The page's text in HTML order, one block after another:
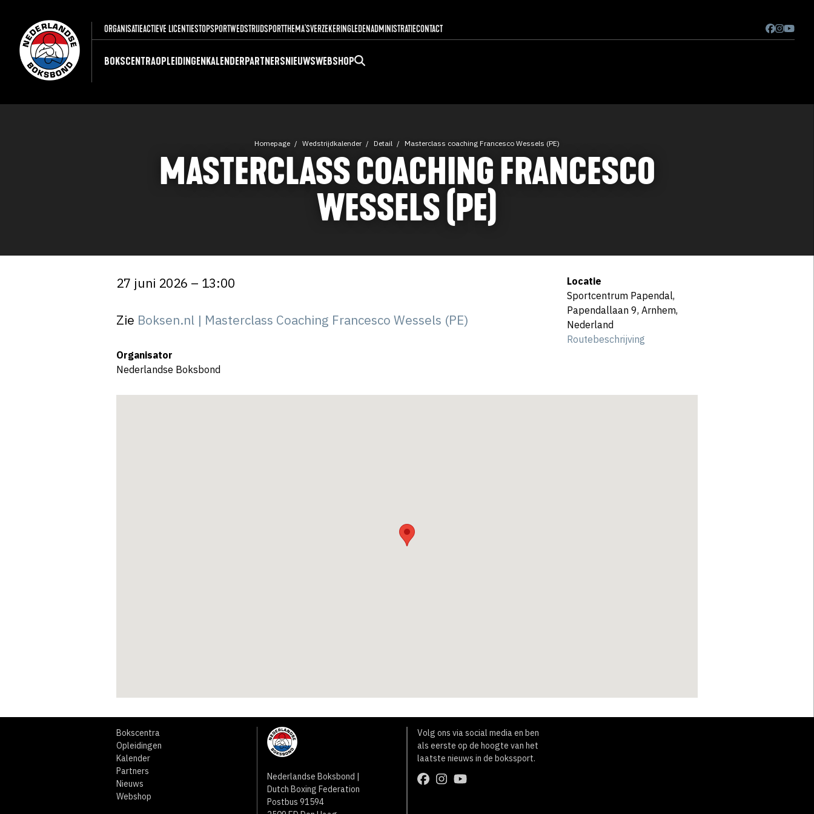
ORGANISATIEACTIEVE LICENTIESTOPSPORTWEDSTRIJDSPORTTHEMA'SVERZEKERINGLEDENADMINISTRATIECONTACT
BOKSCENTRAOPLEIDINGENKALENDERPARTNERSNIEUWSWEBSHOP
Homepage Wedstrijdkalender Detail Masterclass coaching Francesco Wessels (PE)
MASTERCLASS COACHING FRANCESCO
WESSELS (PE)
27 juni 2026 – 13:00
Zie Boksen.nl | Masterclass Coaching Francesco Wessels (PE)
Organisator
Nederlandse Boksbond
Locatie
Sportcentrum Papendal,
Papendallaan 9, Arnhem,
Nederland
Routebeschrijving
Bokscentra
Opleidingen
Kalender
Partners
Nieuws
Webshop
Nederlandse Boksbond |
Dutch Boxing Federation
Postbus 91594
Volg ons via social media en ben
als eerste op de hoogte van het
laatste nieuws in de bokssport.